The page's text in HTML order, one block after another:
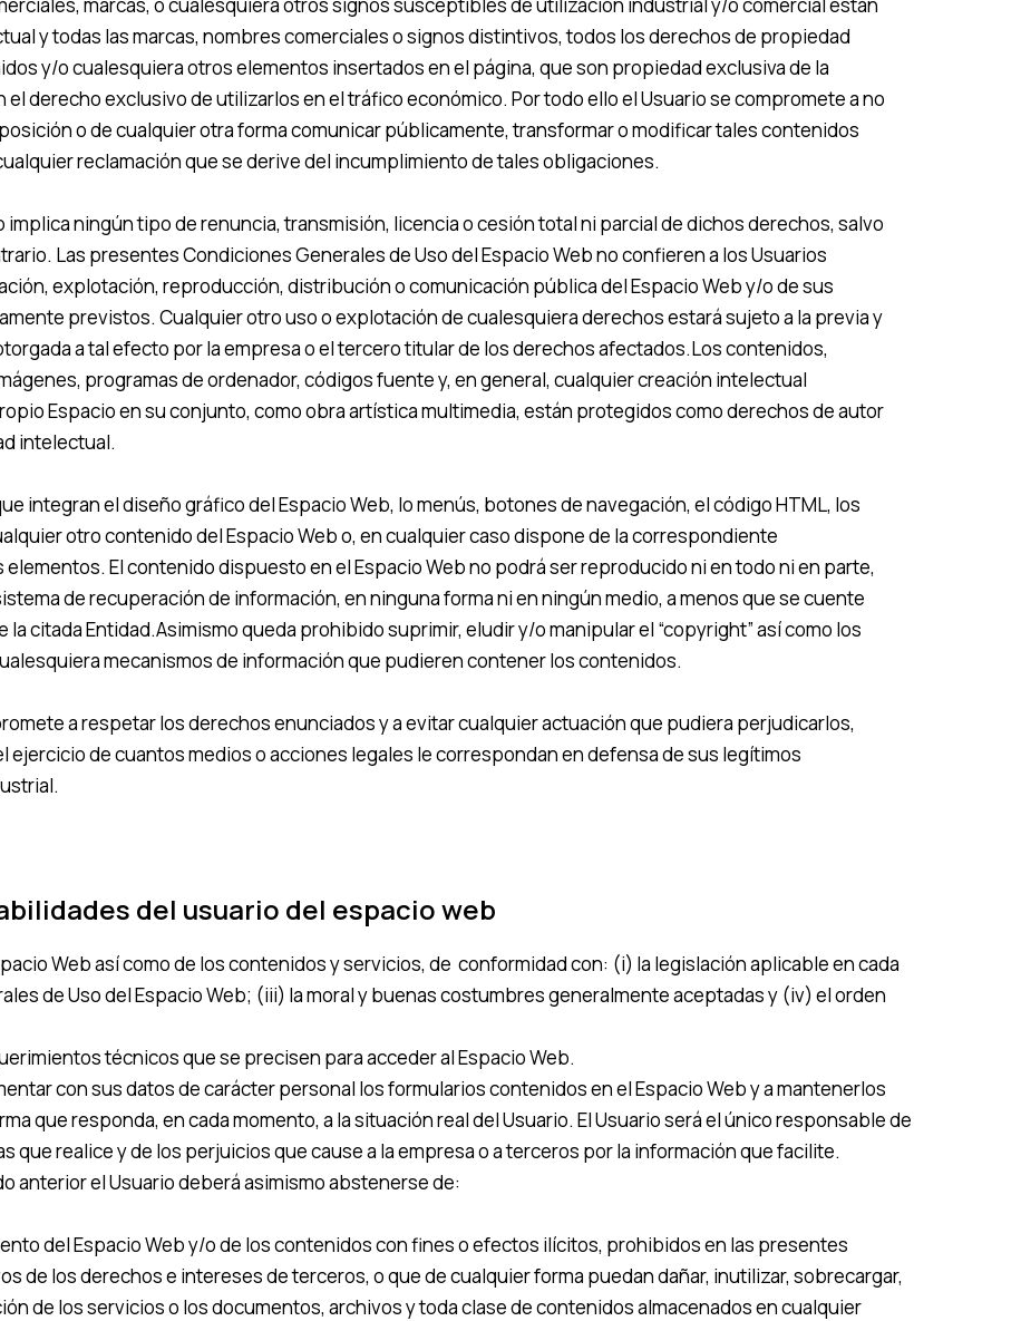
y todas las marcas, nombres comerciales o signos distintivos, todos los derechos de propiedad
y/o cualesquiera otros elementos insertados en el página, que son propiedad exclusiva de la
derecho exclusivo de utilizarlos en el tráfico económico. Por todo ello el Usuario se compromete a no
o de cualquier otra forma comunicar públicamente, transformar o modificar tales contenidos
reclamación que se derive del incumplimiento de tales obligaciones.
implica ningún tipo de renuncia, transmisión, licencia o cesión total ni parcial de dichos derechos, salvo
Las presentes Condiciones Generales de Uso del Espacio Web no confieren a los Usuarios
explotación, reproducción, distribución o comunicación pública del Espacio Web y/o de sus
previstos. Cualquier otro uso o explotación de cualesquiera derechos estará sujeto a la previa y
a tal efecto por la empresa o el tercero titular de los derechos afectados.Los contenidos,
programas de ordenador, códigos fuente y, en general, cualquier creación intelectual
Espacio en su conjunto, como obra artística multimedia, están protegidos como derechos de autor
intelectual.
integran el diseño gráfico del Espacio Web, lo menús, botones de navegación, el código HTML, los
otro contenido del Espacio Web o, en cualquier caso dispone de la correspondiente
El contenido dispuesto en el Espacio Web no podrá ser reproducido ni en todo ni en parte,
de recuperación de información, en ninguna forma ni en ningún medio, a menos que se cuente
citada Entidad.Asimismo queda prohibido suprimir, eludir y/o manipular el “copyright” así como los
mecanismos de información que pudieren contener los contenidos.
a respetar los derechos enunciados y a evitar cualquier actuación que pudiera perjudicarlos,
ejercicio de cuantos medios o acciones legales le correspondan en defensa de sus legítimos
del usuario del espacio web
Web así como de los contenidos y servicios, de conformidad con: (i) la legislación aplicable en cada
de Uso del Espacio Web; (iii) la moral y buenas costumbres generalmente aceptadas y (iv) el orden
técnicos que se precisen para acceder al Espacio Web.
con sus datos de carácter personal los formularios contenidos en el Espacio Web y a mantenerlos
que responda, en cada momento, a la situación real del Usuario. El Usuario será el único responsable de
que realice y de los perjuicios que cause a la empresa o a terceros por la información que facilite.
anterior el Usuario deberá asimismo abstenerse de:
del Espacio Web y/o de los contenidos con fines o efectos ilícitos, prohibidos en las presentes
de los derechos e intereses de terceros, o que de cualquier forma puedan dañar, inutilizar, sobrecargar,
de los servicios o los documentos, archivos y toda clase de contenidos almacenados en cualquier